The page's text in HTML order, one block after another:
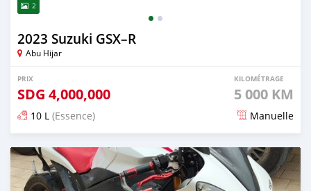
2
2023 Suzuki GSX–R
Abu Hijar
PRIX
SDG 4,000,000
KILOMÉTRAGE
5 000 KM
10 L (Essence) Manuelle
Publié il y a presque 2 ans